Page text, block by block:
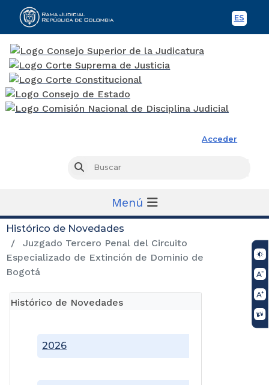
ES
Acceder
Buscar
Menú
Histórico de Novedades
Juzgado Tercero Penal del Circuito
Especializado de Extinción de Dominio de
Bogotá
Histórico de Novedades
2026